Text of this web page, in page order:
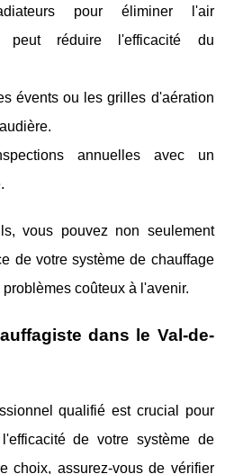
pour éliminer l'air
peut réduire l'efficacité du
évents ou les grilles d'aération
annuelles avec un
vous pouvez non seulement
de votre système de chauffage
coûteux à l'avenir.
dans le Val-de-
qualifié est crucial pour
de votre système de
choix, assurez-vous de vérifier